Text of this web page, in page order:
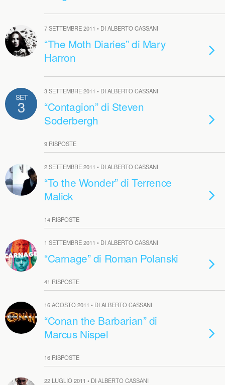
7 SETTEMBRE 2011 • DI ALBERTO CASSANI
“The Moth Diaries” di Mary
Harron
SET
3
3 SETTEMBRE 2011 • DI ALBERTO CASSANI
“Contagion” di Steven
Soderbergh
9 RISPOSTE
2 SETTEMBRE 2011 • DI ALBERTO CASSANI
“To the Wonder” di Terrence
Malick
14 RISPOSTE
1 SETTEMBRE 2011 • DI ALBERTO CASSANI
“Carnage” di Roman Polanski
41 RISPOSTE
16 AGOSTO 2011 • DI ALBERTO CASSANI
“Conan the Barbarian” di
Marcus Nispel
16 RISPOSTE
22 LUGLIO 2011 • DI ALBERTO CASSANI